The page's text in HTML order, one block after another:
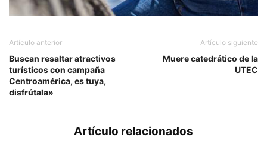
Artículo anterior
Buscan resaltar atractivos
turísticos con campaña
Centroamérica, es tuya,
disfrútala»
Artículo siguiente
Muere catedrático de la
UTEC
Artículo relacionados